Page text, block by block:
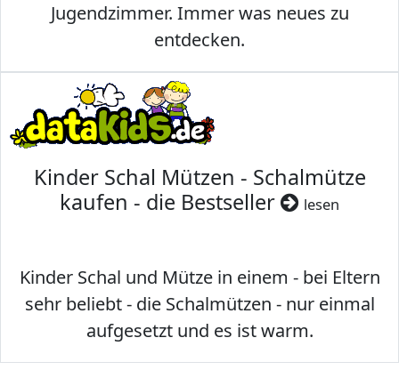
Jugendzimmer. Immer was neues zu
entdecken.
Kinder Schal Mützen - Schalmütze
kaufen - die Bestseller
lesen
Kinder Schal und Mütze in einem - bei Eltern
sehr beliebt - die Schalmützen - nur einmal
aufgesetzt und es ist warm.